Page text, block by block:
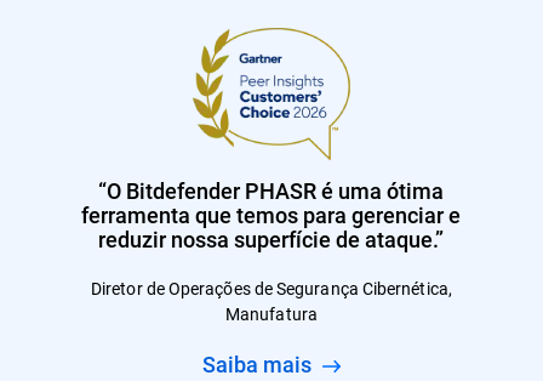
“O Bitdefender PHASR é uma ótima
ferramenta que temos para gerenciar e
reduzir nossa superfície de ataque.”
Diretor de Operações de Segurança Cibernética,
Manufatura
Saiba mais